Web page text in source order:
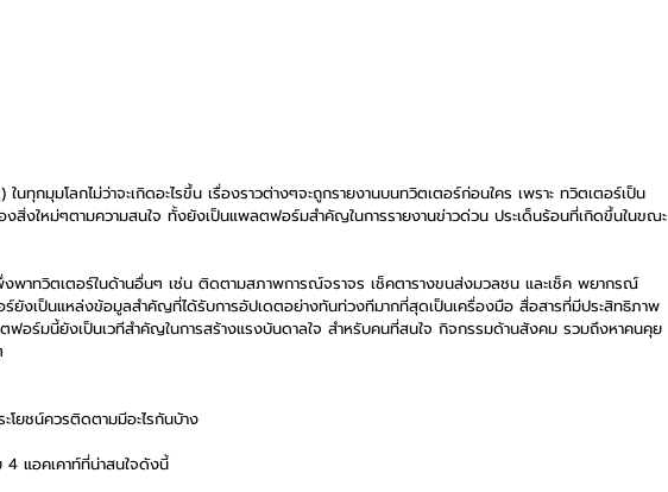
ทุกมุมโลกไม่ว่าจะเกิดอะไรขึ้น เรื่องราวต่างๆจะถูกรายงานบนทวิตเตอร์ก่อนใคร เพราะ ทวิตเตอร์เป็น
งใหม่ๆตามความสนใจ ทั้งยังเป็นแพลตฟอร์มสำคัญในการรายงานข่าวด่วน ประเด็นร้อนที่เกิดขึ้นในขณะ
พาทวิตเตอร์ในด้านอื่นๆ เช่น ติดตามสภาพการณ์จราจร เช็คตารางขนส่งมวลชน และเช็ค พยากรณ์
ยังเป็นแหล่งข้อมูลสำคัญที่ได้รับการอัปเดตอย่างทันท่วงทีมากที่สุดเป็นเครื่องมือ สื่อสารที่มีประสิทธิภาพ
อร์มนี้ยังเป็นเวทีสำคัญในการสร้างแรงบันดาลใจ สำหรับคนที่สนใจ กิจกรรมด้านสังคม รวมถึงหาคนคุย
โยชน์ควรติดตามมีอะไรกันบ้าง
แอคเคาท์ที่น่าสนใจดังนี้